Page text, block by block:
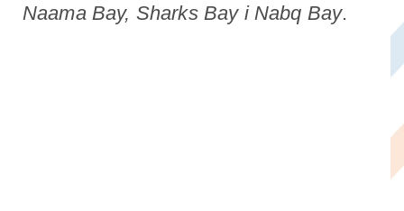
Naama Bay, Sharks Bay i Nabq Bay.